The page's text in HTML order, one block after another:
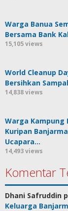
Warga Banua
Bersama Bank
15,105 views
World Cleanup
Bersihkan
14,838 views
Warga Kampung
Kuripan
Ucapara…
14,493 views
Komentar
Dhani Safruddin
Keluarga